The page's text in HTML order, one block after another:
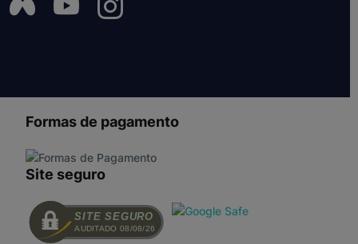
Formas de pagamento
Site seguro
SITE SEGURO
AUDITADO 08/08/26